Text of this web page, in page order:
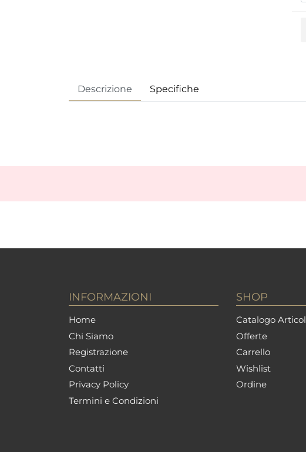
Descrizione Specifiche
INFORMAZIONI
Home
Chi Siamo
Registrazione
Contatti
Privacy Policy
Termini e Condizioni
SHOP
Catalogo
Offerte
Carrello
Wishlist
Ordine